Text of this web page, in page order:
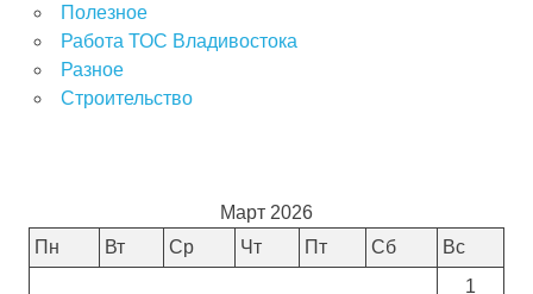
Полезное
Работа ТОС Владивостока
Разное
Строительство
Март 2026
Пн
Вт Ср Чт Пт Сб
Вс
1